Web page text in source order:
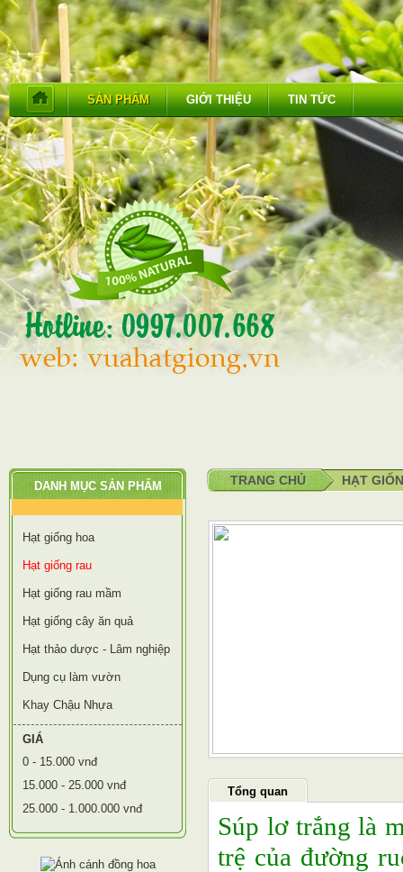
SẢN PHẨM GIỚI THIỆU TIN TỨC
DANH MỤC SẢN PHẨM
Hạt giống hoa
Hạt giống rau
Hạt giống rau mầm
Hạt giống cây ăn quả
Hạt thảo dược - Lâm nghiệp
Dụng cụ làm vườn
Khay Chậu Nhựa
GIÁ
0 - 15.000 vnđ
15.000 - 25.000 vnđ
25.000 - 1.000.000 vnđ
TRANG CHỦ HẠT
Tổng quan
Súp lơ trắng là
trệ của đường